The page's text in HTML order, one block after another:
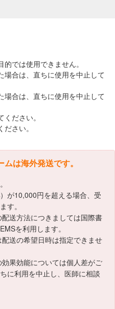
では使用できません。
場合は、直ちに使用を中止して
場合は、直ちに使用を中止して
ださい。
さい。
は海外発送です。
が10,000円を超える場合、受
す。
送方法につきましては国際書
を利用します。
送の希望日時は指定できませ
果効能については個人差がご
に利用を中止し、医師に相談